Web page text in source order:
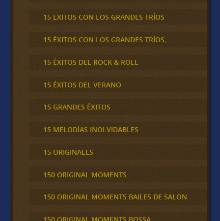
15 EXITOS CON LOS GRANDES TRÍOS
15 ÉXITOS CON LOS GRANDES TRÍOS,
15 ÉXITOS DEL ROCK & ROLL
15 ÉXITOS DEL VERANO
15 GRANDES ÉXITOS
15 MELODÍAS INOLVIDABLES
15 ORIGINALES
150 ORIGINAL MOMENTS
150 ORIGINAL MOMENTS BAILES DE SALON